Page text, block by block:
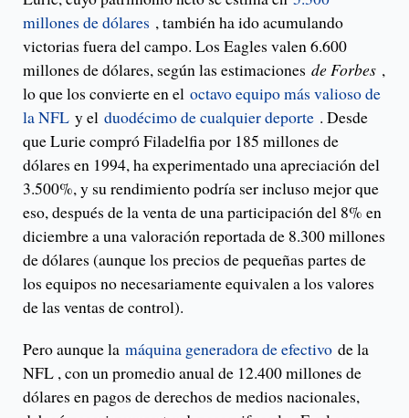
millones de dólares , también ha ido acumulando
victorias fuera del campo. Los Eagles valen 6.600
millones de dólares, según las estimaciones de Forbes ,
lo que los convierte en el octavo equipo más valioso de
la NFL y el duodécimo de cualquier deporte . Desde
que Lurie compró Filadelfia por 185 millones de
dólares en 1994, ha experimentado una apreciación del
3.500%, y su rendimiento podría ser incluso mejor que
eso, después de la venta de una participación del 8% en
diciembre a una valoración reportada de 8.300 millones
de dólares (aunque los precios de pequeñas partes de
los equipos no necesariamente equivalen a los valores
de las ventas de control).
Pero aunque la máquina generadora de efectivo de la
NFL , con un promedio anual de 12.400 millones de
dólares en pagos de derechos de medios nacionales,